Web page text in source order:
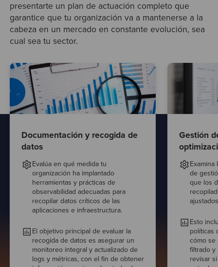
presentarte un plan de actuación completo que
garantice que tu organización va a mantenerse a la
cabeza en un mercado en constante evolución, sea
cual sea tu sector.
Documentación y recogida de
datos
Evalúa en qué medida tu
organización ha implantado
herramientas y prácticas de
observabilidad adecuadas para
recopilar datos críticos de las
aplicaciones e infraestructura.
El objetivo principal de evaluar la
recogida de datos es asegurar un
monitoreo integral y actualizado de
logs y métricas, con el fin de obtener
Gestión
Examina
de
que los
Esto
políticas
cómo se
filtrado y
revisar